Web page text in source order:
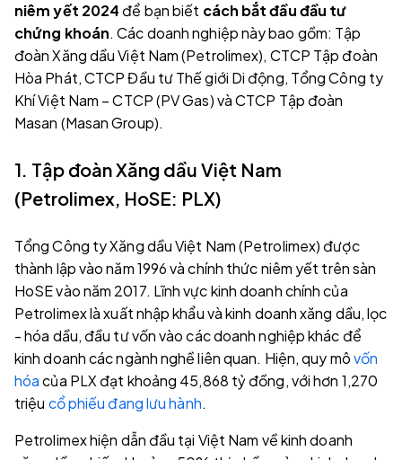
niêm yết 2024 để bạn biết cách bắt đầu đầu tư
chứng khoán. Các doanh nghiệp này bao gồm: Tập
đoàn Xăng dầu Việt Nam (Petrolimex), CTCP Tập đoàn
Hòa Phát, CTCP Đầu tư Thế giới Di động, Tổng Công ty
Khí Việt Nam – CTCP (PV Gas) và CTCP Tập đoàn
Masan (Masan Group).
1. Tập đoàn Xăng dầu Việt Nam
(Petrolimex, HoSE: PLX)
Tổng Công ty Xăng dầu Việt Nam (Petrolimex) được
thành lập vào năm 1996 và chính thức niêm yết trên sàn
HoSE vào năm 2017. Lĩnh vực kinh doanh chính của
Petrolimex là xuất nhập khẩu và kinh doanh xăng dầu, lọc
- hóa dầu, đầu tư vốn vào các doanh nghiệp khác để
kinh doanh các ngành nghề liên quan. Hiện, quy môvốn
hóacủa PLX đạt khoảng 45,868 tỷ đồng, với hơn 1,270
triệu cổ phiếu đang lưu hành.
Petrolimex hiện dẫn đầu tại Việt Nam về kinh doanh